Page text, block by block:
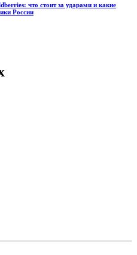
что стоит за ударами и какие
России